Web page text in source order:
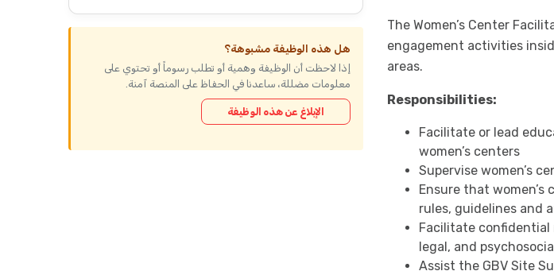
The Women’s Center
engagement activities
areas.
Responsibilities:
Facilitate or lead
women’s centers
Supervise women’s
Ensure that
rules, guidelines and
Facilitate confidential
legal, and
Assist the GBV Site
هل هذه الوظيفة مشبوهة؟
إذا لاحظت أن الوظيفة وهمية أو تطلب رسوماً أو تحتوي على
معلومات مضللة، ساعدنا في الحفاظ على المنصة آمنة.
الإبلاغ عن هذه الوظيفة